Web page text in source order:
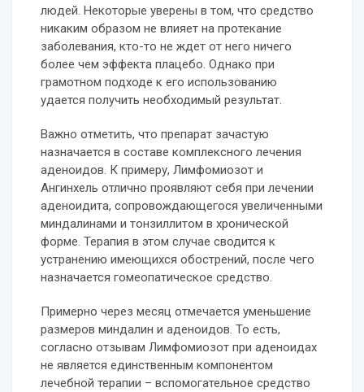
людей. Некоторые уверены в том, что средство
никаким образом не влияет на протекание
заболевания, кто-то не ждет от него ничего
более чем эффекта плацебо. Однако при
грамотном подходе к его использованию
удается получить необходимый результат.
Важно отметить, что препарат зачастую
назначается в составе комплексного лечения
аденоидов. К примеру, Лимфомиозот и
Ангинхель отлично проявляют себя при лечении
аденоидита, сопровождающегося увеличенными
миндалинами и тонзиллитом в хронической
форме. Терапия в этом случае сводится к
устранению имеющихся обострений, после чего
назначается гомеопатическое средство.
Примерно через месяц отмечается уменьшение
размеров миндалин и аденоидов. То есть,
согласно отзывам Лимфомиозот при аденоидах
не является единственным компонентом
лечебной терапии – вспомогательное средство